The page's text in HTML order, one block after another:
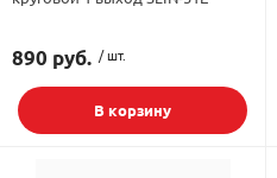
890 руб. / шт.
В корзину